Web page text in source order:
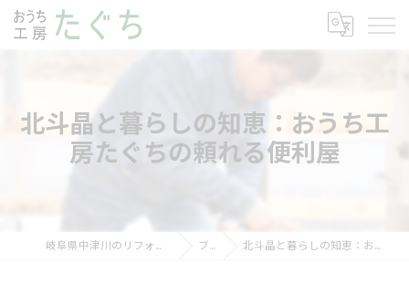
北斗晶と暮らしの知恵：おうち工
房たぐちの頼れる便利屋
岐阜県中津川のリフォームならおうち工房たぐち ブログ 北斗晶と暮らしの知恵：おうち工房たぐちの頼れる便利屋